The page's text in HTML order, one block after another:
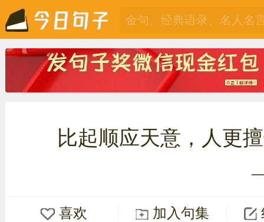
比起顺应天意，人更
喜欢 加入句集